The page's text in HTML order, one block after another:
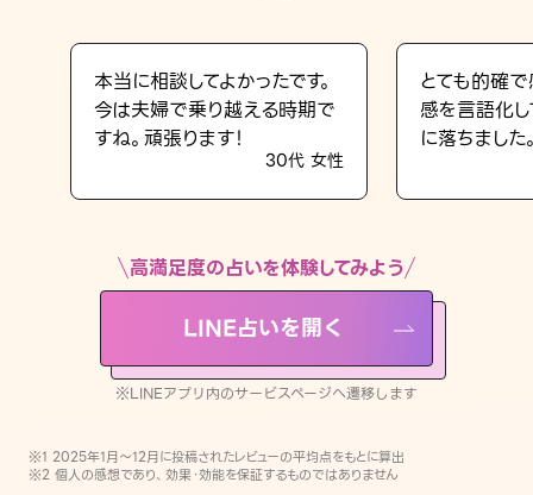
LINE占いを開く
※LINEアプリ内のサービスページへ遷移します
本当に相談してよかったです。
今は夫婦で乗り越える時期で
すね。頑張ります！
30代 女性
とても的確
感を言語化
に落ちました
高満足度の占いを体験してみよう
LINE占いを開く
※LINEアプリ内のサービスページへ遷移します
※1 2025年1月〜12月に投稿されたレビューの平均点をもとに算出
※2 個人の感想であり、効果・効能を保証するものではありません